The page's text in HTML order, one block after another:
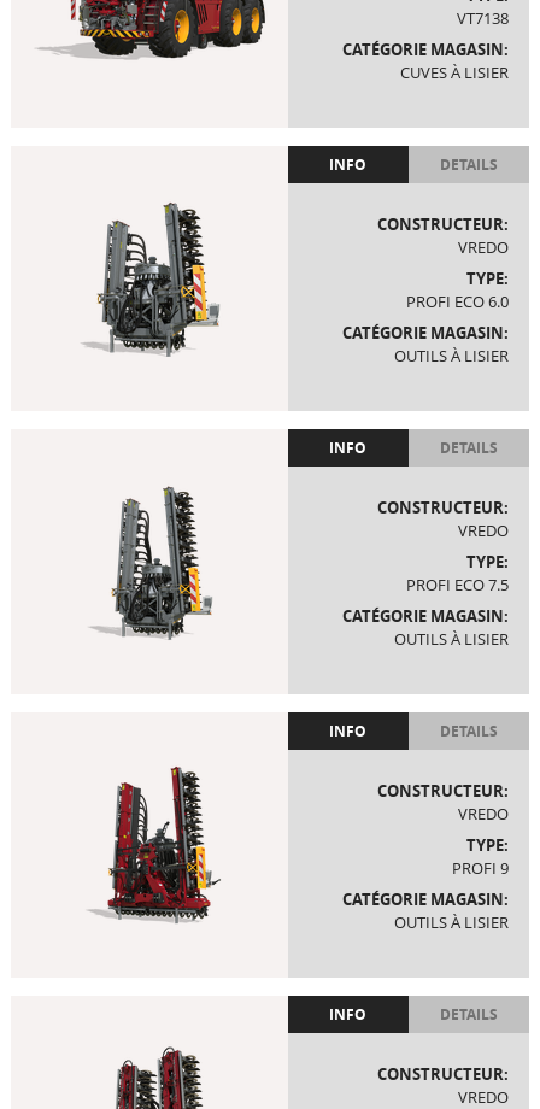
VT7138
CATÉGORIE MAGASIN:
CUVES À LISIER
INFO DETAILS
CONSTRUCTEUR:
VREDO
TYPE:
PROFI ECO 6.0
CATÉGORIE MAGASIN:
OUTILS À LISIER
INFO DETAILS
CONSTRUCTEUR:
VREDO
TYPE:
PROFI ECO 7.5
CATÉGORIE MAGASIN:
OUTILS À LISIER
INFO DETAILS
CONSTRUCTEUR:
VREDO
TYPE:
PROFI 9
CATÉGORIE MAGASIN:
OUTILS À LISIER
INFO DETAILS
CONSTRUCTEUR:
VREDO